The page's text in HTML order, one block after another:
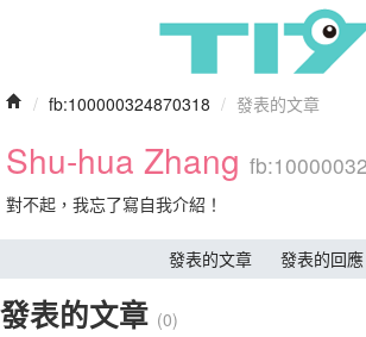
/ fb:100000324870318 / 發表的文章
Shu-hua Zhang
對不起，我忘了寫自我介紹！
發表的文章 發表的回應
發表的文章 (0)